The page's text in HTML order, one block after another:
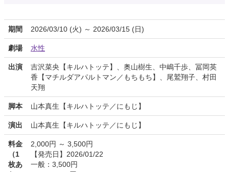
期間 2026/03/10 (火) ～ 2026/03/15 (日)
劇場 水性
出演
吉沢菜央【キルハトッテ】、奥山樹生、中嶋千歩、冨岡英
香【マチルダアパルトマン／もちもち】、尾鷲翔子、村田
天翔
脚本 山本真生【キルハトッテ／にもじ】
演出 山本真生【キルハトッテ／にもじ】
料金
（1
枚あ
2,000円 ～ 3,500円
【発売日】2026/01/22
一般：3,500円